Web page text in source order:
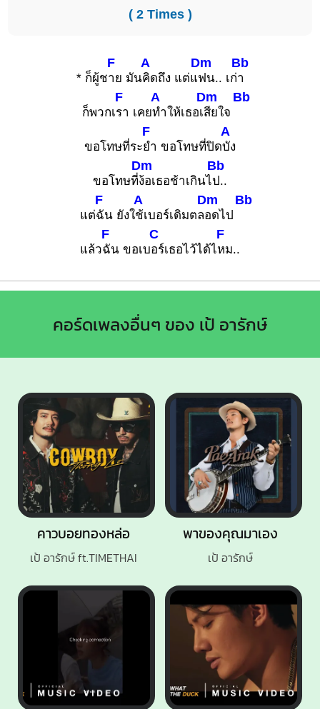
( 2 Times )
* ก็ผู้ช
F
าย มัน
A
คิดถึง แต่แ
Dm
ฟน.. เก่
Bb
า
ก็พวกเ
F
รา เคย
A
ทำให้เธอเ
Dm
สียใจ
Bb
ขอโทษที่ระ
F
ยำ ขอโทษที่ปิด
A
บัง
ขอโทษที่
Dm
ง้อเธอช้าเกินไ
Bb
ป..
แต่
F
ฉัน ยังใ
A
ช้เบอร์เดิมตล
Dm
อดไป
Bb
แล้ว
F
ฉัน ขอเบ
C
อร์เธอไว้ได้ไ
F
หม..
คอร์ดเพลงอื่นๆ ของ เป้ อารักษ์
คาวบอยทองหล่อ
เป้ อารักษ์ ft.TIMETHAI
พาของคุณมาเอง
เป้ อารักษ์